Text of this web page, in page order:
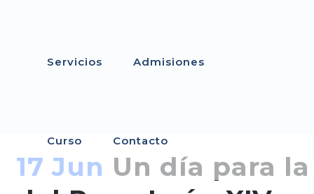
Servicios Admisiones
Curso Contacto
17 Jun Un día para